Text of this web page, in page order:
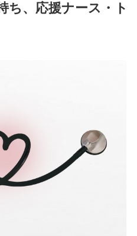
、応援ナース・ト